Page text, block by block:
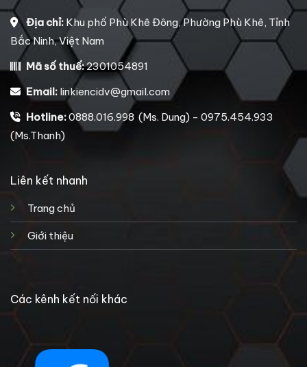
Địa chỉ: Khu phố Phù Khê Đông, Phường Phù Khê, Tỉnh
Bắc Ninh, Việt Nam
Mã số thuế:2301054891
Email: linkiencidv@gmail.com
Hotline:0888.016.998 (Ms. Dung) - 0975.454.933
(Ms.Thanh)
Liên kết nhanh
Trang chủ
Giới thiệu
Các kênh kết nối khác